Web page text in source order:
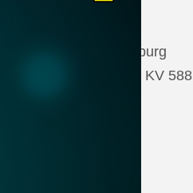
Festspielhaus Salzburg
Così fan tutte KV 588